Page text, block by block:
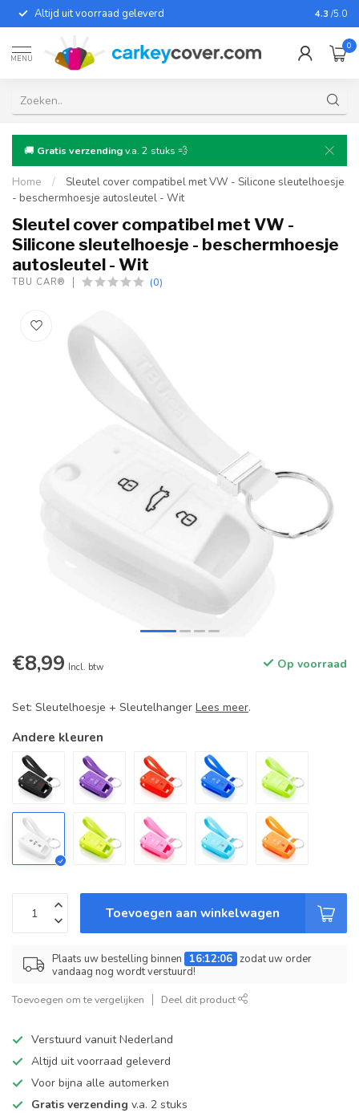
Altijd uit voorraad geleverd Voor
4.3 /5.0
MENU
0
🚚 Gratis verzendingv.a. 2 stuks 💨
Home /
Sleutel cover compatibel met VW - Silicone sleutelhoesje
- beschermhoesje autosleutel - Wit
Sleutel cover compatibel met VW -
Silicone sleutelhoesje - beschermhoesje
autosleutel - Wit
TBU CAR® (0)
€8,99 Incl. btw Op voorraad
Set: Sleutelhoesje + Sleutelhanger Lees meer.
Andere kleuren
Toevoegen aan winkelwagen
Plaats uw bestelling binnen 16:12:06 zodat uw order
vandaag nog wordt verstuurd!
Toevoegen om te vergelijken Deel dit product
Verstuurd vanuit Nederland
Altijd uit voorraad geleverd
Voor bijna alle automerken
Gratis verzending v.a. 2 stuks